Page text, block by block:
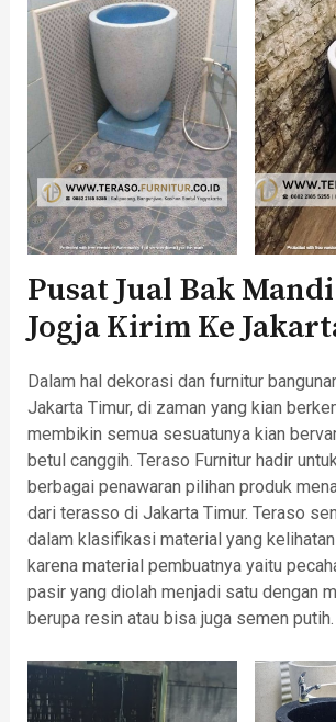
Pusat Jual Bak
Jogja Kirim Ke
Dalam hal dekorasi dan furnitur
Jakarta Timur, di zaman yang kian
membikin semua sesuatunya kian
betul canggih. Teraso Furnitur hadir
berbagai penawaran pilihan produk
dari terasso di Jakarta Timur. Teraso
dalam klasifikasi material yang
karena material pembuatnya yaitu
pasir yang diolah menjadi satu dengan
berupa resin atau bisa juga semen putih.